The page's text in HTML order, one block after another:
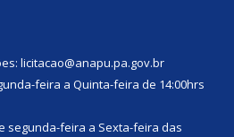
licitacao@anapu.pa.gov.br
feira a Quinta-feira de 14:00hrs
segunda-feira a Sexta-feira das